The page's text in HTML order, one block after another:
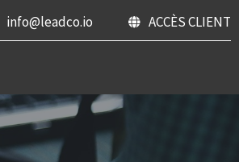
info@leadco.io ACCÈS CLIENT